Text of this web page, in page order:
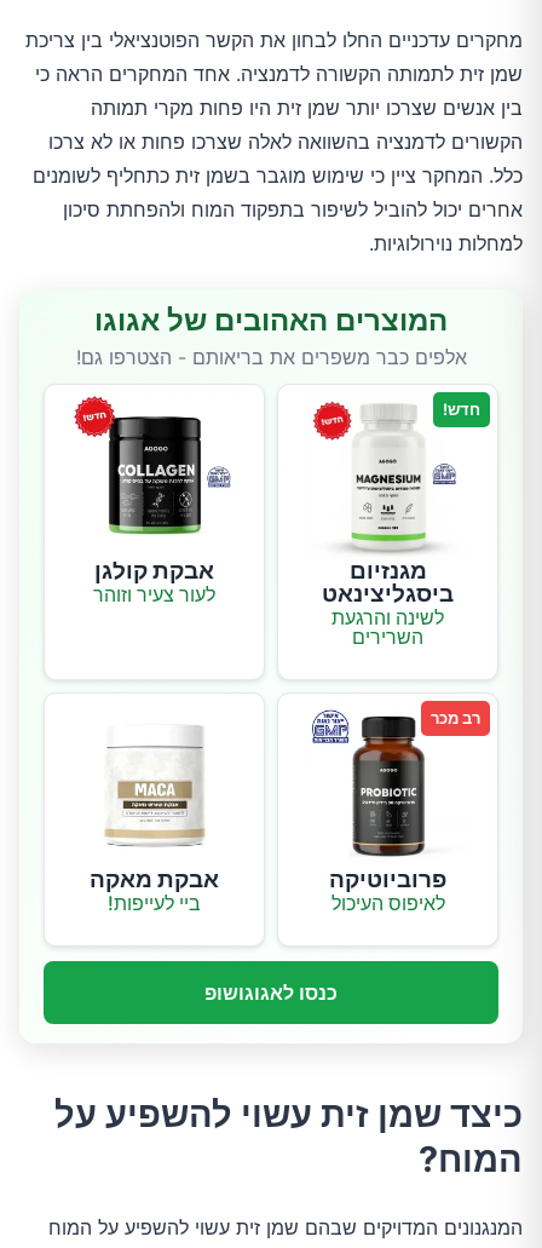
מחקרים עדכניים החלו לבחון את הקשר הפוטנציאלי בין צריכת
שמן זית לתמותה הקשורה לדמנציה. אחד המחקרים הראה כי
בין אנשים שצרכו יותר שמן זית היו פחות מקרי תמותה
הקשורים לדמנציה בהשוואה לאלה שצרכו פחות או לא צרכו
כלל. המחקר ציין כי שימוש מוגבר בשמן זית כתחליף לשומנים
אחרים יכול להוביל לשיפור בתפקוד המוח ולהפחתת סיכון
למחלות נוירולוגיות.
המוצרים האהובים של אגוגו
אלפים כבר משפרים את בריאותם - הצטרפו גם!
חדש!
מגנזיום
ביסגליצינאט
לשינה והרגעת
השרירים
אבקת קולגן
לעור צעיר וזוהר
רב מכר
פרוביוטיקה
לאיפוס העיכול
אבקת מאקה
ביי לעייפות!
כנסו לאגוגושופ
כיצד שמן זית עשוי להשפיע על
המוח?
המנגנונים המדויקים שבהם שמן זית עשוי להשפיע על המוח